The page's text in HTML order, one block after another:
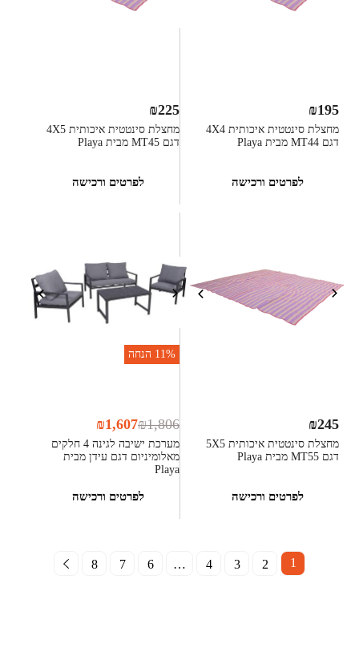
מחצלת סינטטית איכותית 4X4
דגם MT44 מבית Playa
₪195
לפרטים ורכישה
מחצלת סינטטית איכותית 4X5
דגם MT45 מבית Playa
₪225
לפרטים ורכישה
מחצלת סינטטית איכותית 5X5
דגם MT55 מבית Playa
₪245
לפרטים ורכישה
11% הנחה
מערכת ישיבה לגינה 4 חלקים
מאלומיניום דגם עידן מבית
Playa
₪1,806
₪1,607
לפרטים ורכישה
1
2
3
4
…
6
7
8